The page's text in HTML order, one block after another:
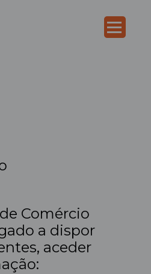
Comércio
a dispor
aceder